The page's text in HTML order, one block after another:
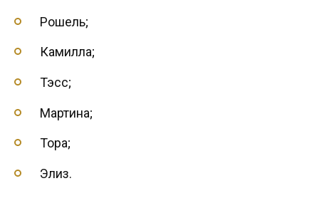
Рошель;
Камилла;
Тэсс;
Мартина;
Тора;
Элиз.